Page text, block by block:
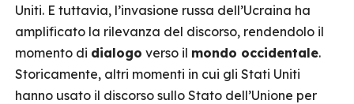
Uniti. E tuttavia, l’invasione russa dell’Ucraina ha
amplificato la rilevanza del discorso, rendendolo il
momento di dialogo verso il mondo occidentale.
Storicamente, altri momenti in cui gli Stati Uniti
hanno usato il discorso sullo Stato dell’Unione per